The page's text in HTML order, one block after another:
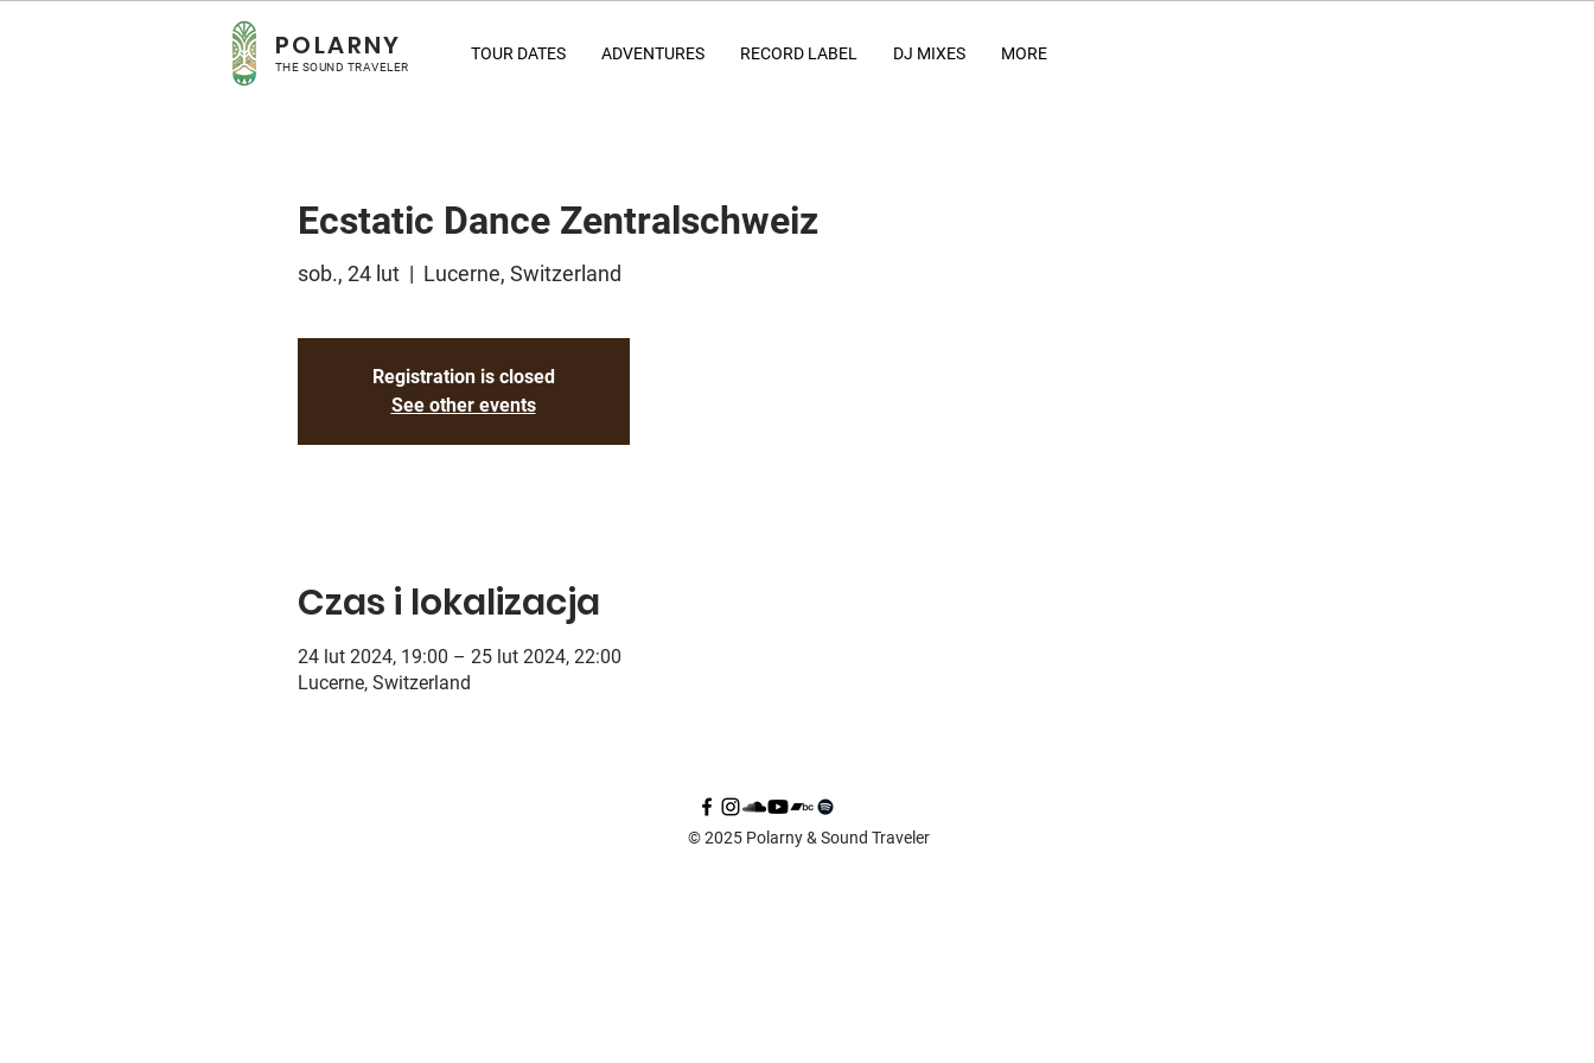
POLARNY
THE SOUND TRAVELER
TOUR DATES ADVENTURES RECORD LABEL DJ MIXES MORE
Ecstatic Dance Zentralschweiz
sob., 24 lut
  |
Lucerne, Switzerland
Registration is closed
See other events
Czas i lokalizacja
24 lut 2024, 19:00 – 25 lut 2024, 22:00
Lucerne, Switzerland
© 2025 Polarny & Sound Traveler